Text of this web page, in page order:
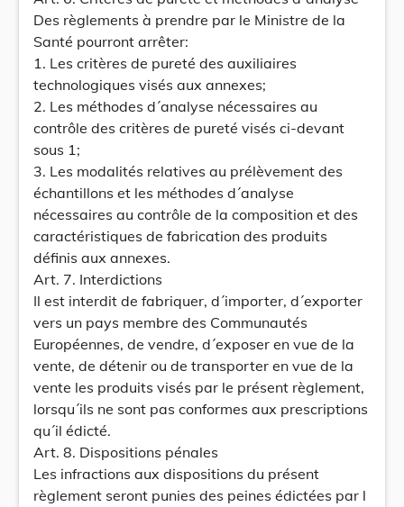
Des règlements à prendre par le Ministre de la
Santé pourront arrêter:
1. Les critères de pureté des auxiliaires
technologiques visés aux annexes;
2. Les méthodes d´analyse nécessaires au
contrôle des critères de pureté visés ci-devant
sous 1;
3. Les modalités relatives au prélèvement des
échantillons et les méthodes d´analyse
nécessaires au contrôle de la composition et des
caractéristiques de fabrication des produits
définis aux annexes.
Art. 7. Interdictions
Il est interdit de fabriquer, d´importer, d´exporter
vers un pays membre des Communautés
Européennes, de vendre, d´exposer en vue de la
vente, de détenir ou de transporter en vue de la
vente les produits visés par le présent règlement,
lorsqu´ils ne sont pas conformes aux prescriptions
qu´il édicté.
Art. 8. Dispositions pénales
Les infractions aux dispositions du présent
règlement seront punies des peines édictées par l